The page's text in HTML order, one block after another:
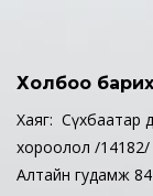
Холбоо барих
Хаяг: Сүхбаатар
хороолол /14182/
Алтайн гудамж